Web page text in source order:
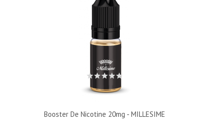
Booster De Nicotine 20mg - MILLESIME